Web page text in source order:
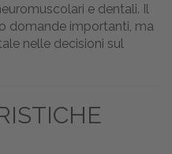
e dentali. Il
domande importanti, ma
nelle decisioni sul